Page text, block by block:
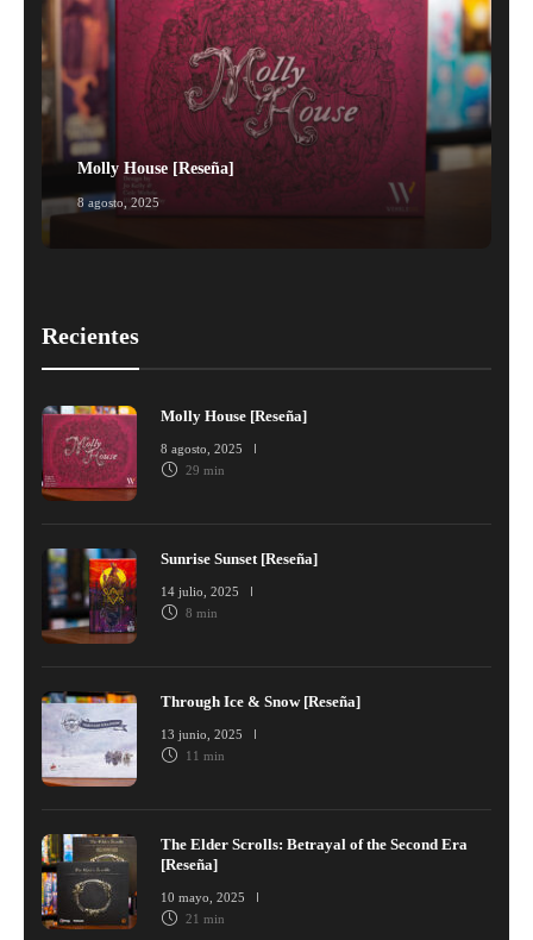
Molly House [Reseña]
8 agosto, 2025
Recientes
Molly House [Reseña]
8 agosto, 2025
29 min
Sunrise Sunset [Reseña]
14 julio, 2025
8 min
Through Ice & Snow [Reseña]
13 junio, 2025
11 min
The Elder Scrolls: Betrayal of the Second Era
[Reseña]
10 mayo, 2025
21 min